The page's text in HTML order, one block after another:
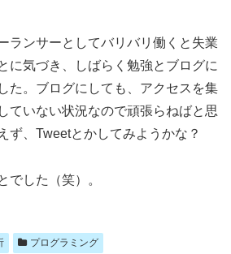
ンサーとしてバリバリ働くと失業
に気づき、しばらく勉強とブログに
た。ブログにしても、アクセスを集
ていない状況なので頑張らねばと思
ず、Tweetとかしてみようかな？
した（笑）。
プログラミング